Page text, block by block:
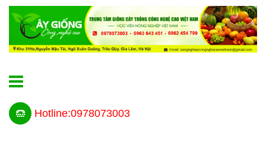
Hotline:0978073003